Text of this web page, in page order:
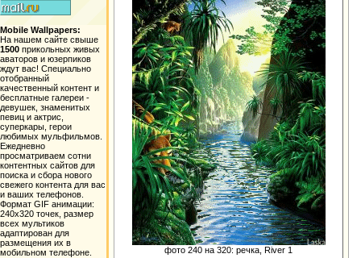
Mobile Wallpapers:
На нашем сайте свыше
1500 прикольных живых
аваторов и юзерпиков
ждут вас! Специально
отобранный
качественный контент и
бесплатные галереи -
девушек, знаменитых
певиц и актрис,
суперкары, герои
любимых мульфильмов.
Ежедневно
просматриваем сотни
контентных сайтов для
поиска и сбора нового
свежего контента для вас
и ваших телефонов.
Формат GIF анимации:
240х320 точек, размер
всех мультиков
адаптирован для
размещения их в
мобильном телефоне.
фото 240 на 320: речка, River 1